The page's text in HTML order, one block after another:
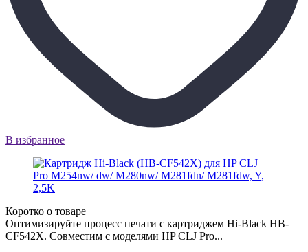
В избранное
Коротко о товаре
Оптимизируйте процесс печати с картриджем Hi-Black HB-
CF542X. Совместим с моделями HP CLJ Pro...